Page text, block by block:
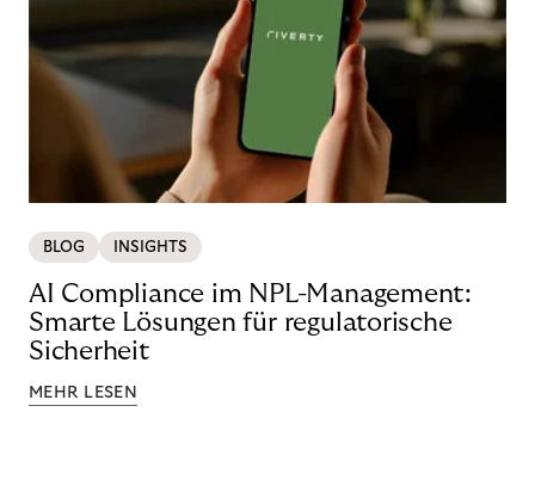
BLOG INSIGHTS
AI Compliance im NPL-Management:
Smarte Lösungen für regulatorische
Sicherheit
MEHR LESEN